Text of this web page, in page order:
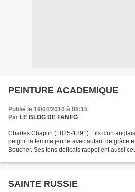
PEINTURE ACADEMIQUE
Publié le 19/04/2010 à 08:15
Par LE BLOG DE FANFG
Charles Chaplin (1825-1891) : fils d'un
peignit la femme jeune avec autant de grâce
Boucher. Ses tons délicats rappellent aussi
SAINTE RUSSIE